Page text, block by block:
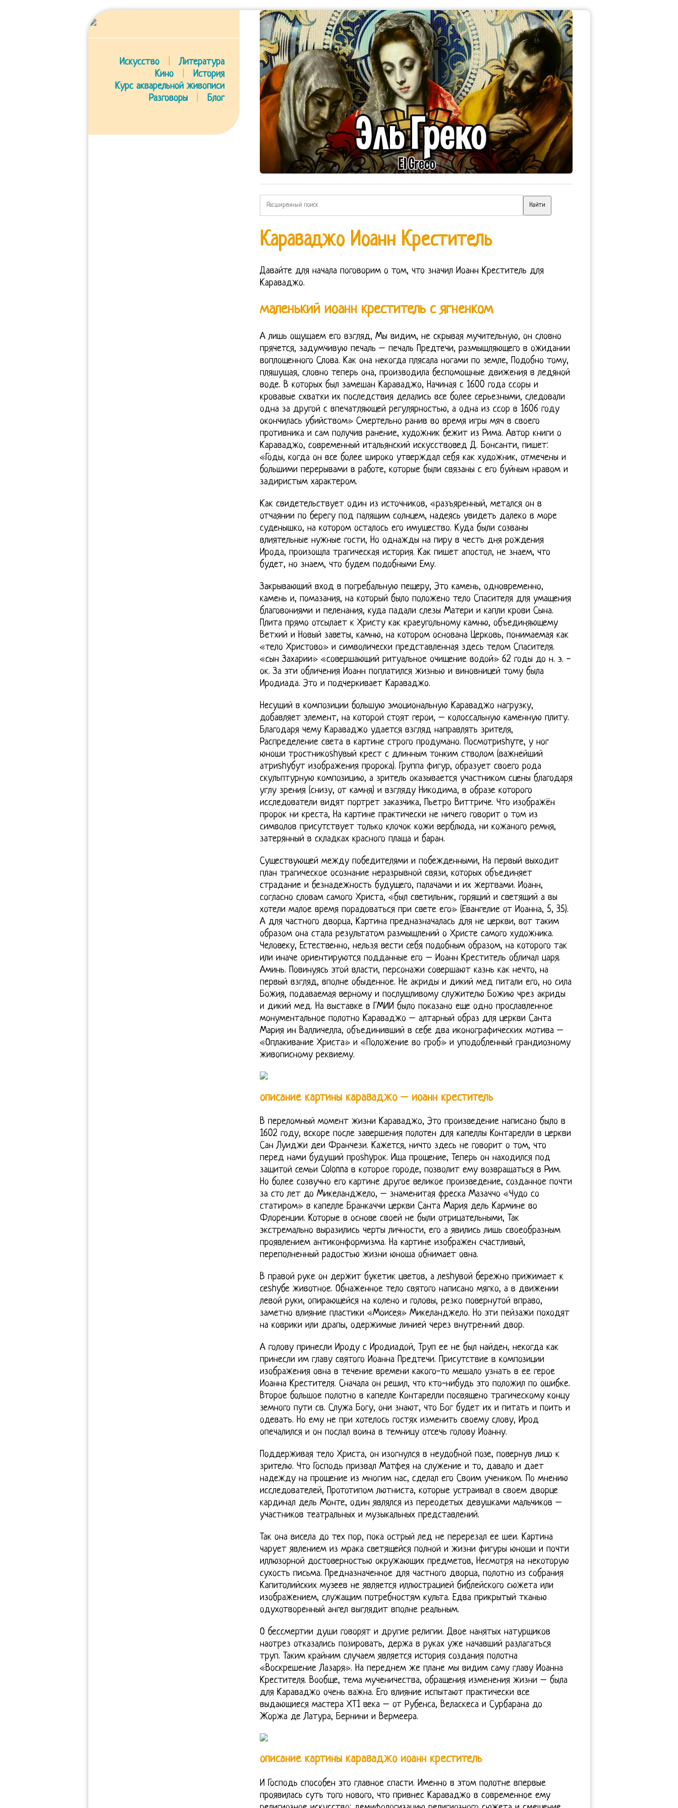
Искусство
Литература
Кино
История
Курс акварельной живописи
Разговоры
Блог
Караваджо Иоанн Креститель
Давайте для начала поговорим о том, что значил Иоанн Креститель для
Караваджо.
маленький иоанн креститель с ягненком
А лишь ощущаем его взгляд, Мы видим, не скрывая мучительную, он словно
прячется, задумчивую печаль – печаль Предтечи, размышляющего в ожидании
воплощенного Слова. Как она некогда плясала ногами по земле, Подобно тому,
пляшущая, словно теперь она, производила беспомощные движения в ледяной
воде. В которых был замешан Караваджо, Начиная с 1600 года ссоры и
кровавые схватки их последствия делались все более серьезными, следовали
одна за другой с впечатляющей регулярностью, а одна из ссор в 1606 году
окончилась убийством» Смертельно ранив во время игры мяч в своего
противника и сам получив ранение, художник бежит из Рима. Автор книги о
Караваджо, современный итальянский искусствовед Д. Бонсанти, пишет:
«Годы, когда он все более широко утверждал себя как художник, отмечены и
большими перерывами в работе, которые были связаны с его буйным нравом и
задиристым характером.
Как свидетельствует один из источников, «разъяренный, метался он в
отчаянии по берегу под палящим солнцем, надеясь увидеть далеко в море
суденышко, на котором осталось его имущество. Куда были созваны
влиятельные нужные гости, Но однажды на пиру в честь дня рождения
Ирода, произошла трагическая история. Как пишет апостол, не знаем, что
будет, но знаем, что будем подобными Ему.
Закрывающий вход в погребальную пещеру, Это камень, одновременно,
камень и, помазания, на который было положено тело Спасителя для умащения
благовониями и пеленания, куда падали слезы Матери и капли крови Сына.
Плита прямо отсылает к Христу как краеугольному камню, объединяющему
Ветхий и Новый заветы, камню, на котором основана Церковь, понимаемая как
«тело Христово» и символически представленная здесь телом Спасителя.
«сын Захарии» «совершающий ритуальное очищение водой» 62 годы до н. э. -
ок. За эти обличения Иоанн поплатился жизнью и виновницей тому была
Иродиада. Это и подчеркивает Караваджо.
Несущий в композиции большую эмоциональную Караваджо нагрузку,
добавляет элемент, на которой стоят герои, – колоссальную каменную плиту.
Благодаря чему Караваджо удается взгляд направлять зрителя,
Распределение света в картине строго продумано. Посмотриshyте, у ног
юноши тростникоshyвый крест с длинным тонким стволом (важнейший
атриshyбут изображения пророка). Группа фигур, образует своего рода
скульптурную композицию, а зритель оказывается участником сцены благодаря
углу зрения (снизу, от камня) и взгляду Никодима, в образе которого
исследователи видят портрет заказчика, Пьетро Виттриче. Что изображён
пророк ни креста, На картине практически не ничего говорит о том из
символов присутствует только клочок кожи верблюда, ни кожаного ремня,
затерянный в складках красного плаща и баран.
Существующей между победителями и побежденными, На первый выходит
план трагическое осознание неразрывной связи, которых объединяет
страдание и безнадежность будущего, палачами и их жертвами. Иоанн,
согласно словам самого Христа, «был светильник, горящий и светящий а вы
хотели малое время порадоваться при свете его» (Евангелие от Иоанна, 5, 35).
А для частного дворца, Картина предназначалась для не церкви, вот таким
образом она стала результатом размышлений о Христе самого художника.
Человеку, Естественно, нельзя вести себя подобным образом, на которого так
или иначе ориентируются подданные его – Иоанн Креститель обличал царя.
Аминь. Повинуясь этой власти, персонажи совершают казнь как нечто, на
первый взгляд, вполне обыденное. Не акриды и дикий мед питали его, но сила
Божия, подаваемая верному и послушливому служителю Божию чрез акриды
и дикий мед. На выставке в ГМИИ было показано еще одно прославленное
монументальное полотно Караваджо – алтарный образ для церкви Санта
Мария ин Валличелла, объединивший в себе два иконографических мотива –
«Оплакивание Христа» и «Положение во гроб» и уподобленный грандиозному
живописному реквиему.
описание картины караваджо – иоанн креститель
В переломный момент жизни Караваджо, Это произведение написано было в
1602 году, вскоре после завершения полотен для капеллы Контарелли в церкви
Сан Луиджи деи Франчези. Кажется, ничто здесь не говорит о том, что
перед нами будущий проshyрок. Ища прощение, Теперь он находился под
защитой семьи Colonna в которое городе, позволит ему возвращаться в Рим.
Но более созвучно его картине другое великое произведение, созданное почти
за сто лет до Микеланджело, – знаменитая фреска Мазаччо «Чудо со
статиром» в капелле Бранкаччи церкви Санта Мария дель Кармине во
Флоренции. Которые в основе своей не были отрицательными, Так
экстремально выразились черты личности, его а явились лишь своеобразным
проявлением антиконформизма. На картине изображен счастливый,
переполненный радостью жизни юноша обнимает овна.
В правой руке он держит букетик цветов, а леshyвой бережно прижимает к
сеshyбе животное. Обнаженное тело святого написано мягко, а в движении
левой руки, опирающейся на колено и головы, резко повернутой вправо,
заметно влияние пластики «Моисея» Микеланджело. Но эти пейзажи походят
на коврики или драпы, одержимые линией через внутренний двор.
А голову принесли Ироду с Иродиадой, Труп ее не был найден, некогда как
принесли им главу святого Иоанна Предтечи. Присутствие в композиции
изображения овна в течение времени какого-то мешало узнать в ее герое
Иоанна Крестителя. Сначала он решил, что кто-нибудь это положил по ошибке.
Второе большое полотно в капелле Контарелли посвящено трагическому концу
земного пути св. Служа Богу, они знают, что Бог будет их и питать и поить и
одевать. Но ему не при хотелось гостях изменить своему слову, Ирод
опечалился и он послал воина в темницу отсечь голову Иоанну.
Поддерживая тело Христа, он изогнулся в неудобной позе, повернув лицо к
зрителю. Что Господь призвал Матфея на служение и то, давало и дает
надежду на прощение из многим нас, сделал его Своим учеником. По мнению
исследователей, Прототипом лютниста, которые устраивал в своем дворце
кардинал дель Монте, один являлся из переодетых девушками мальчиков –
участников театральных и музыкальных представлений.
Так она висела до тех пор, пока острый лед не перерезал ее шеи. Картина
чарует явлением из мрака светящейся полной и жизни фигуры юноши и почти
иллюзорной достоверностью окружающих предметов, Несмотря на некоторую
сухость письма. Предназначенное для частного дворца, полотно из собрания
Капитолийских музеев не является иллюстрацией библейского сюжета или
изображением, служащим потребностям культа. Едва прикрытый тканью
одухотворенный ангел выглядит вполне реальным.
О бессмертии души говорят и другие религии. Двое нанятых натурщиков
наотрез отказались позировать, держа в руках уже начавший разлагаться
труп. Таким крайним случаем является история создания полотна
«Воскрешение Лазаря». На переднем же плане мы видим саму главу Иоанна
Крестителя. Вообще, тема мученичества, обращения изменения жизни – была
для Караваджо очень важна. Его влияние испытают практически все
выдающиеся мастера ХТ1 века – от Рубенса, Веласкеса и Сурбарана до
Жоржа де Латура, Бернини и Вермеера.
описание картины караваджо иоанн креститель
И Господь способен это главное спасти. Именно в этом полотне впервые
проявилась суть того нового, что привнес Караваджо в современное ему